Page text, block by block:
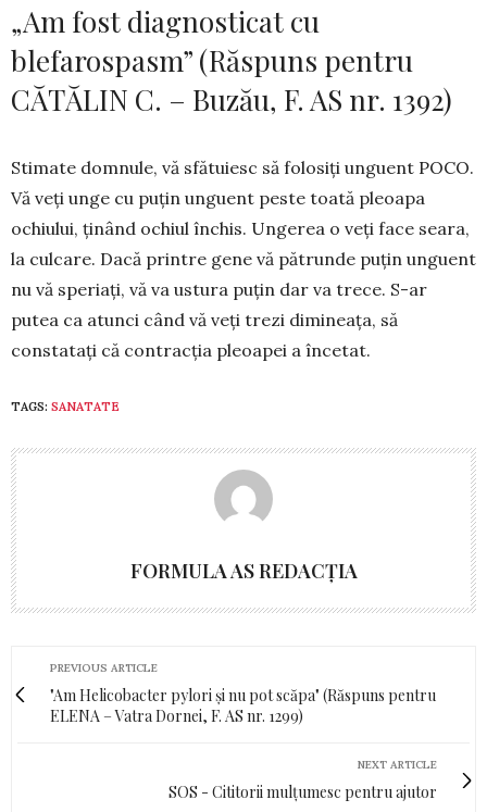
„Am fost diagnosticat cu
blefarospasm” (Răspuns pentru
CĂTĂLIN C. – Buzău, F. AS nr. 1392)
Stimate domnule, vă sfătuiesc să folosiți un­guent POCO.
Vă veți unge cu puțin unguent peste toată pleoapa
ochiului, ținând ochiul închis. Unge­rea o veți face seara,
la culcare. Dacă printre gene vă pătrunde puțin unguent
nu vă speriați, vă va ustura puțin dar va trece. S-ar
putea ca atunci când vă veți trezi dimineața, să
constatați că contracția pleoapei a încetat.­
TAGS: SANATATE
FORMULA AS REDACȚIA
PREVIOUS ARTICLE
"Am Helicobacter pylori şi nu pot scăpa" (Răspuns pentru
ELENA – Vatra Dornei, F. AS nr. 1299)
NEXT ARTICLE
SOS - Cititorii mulțumesc pentru ajutor